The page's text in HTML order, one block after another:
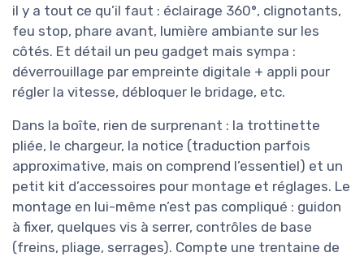
il y a tout ce qu’il faut : éclairage 360°, clignotants,
feu stop, phare avant, lumière ambiante sur les
côtés. Et détail un peu gadget mais sympa :
déverrouillage par empreinte digitale + appli pour
régler la vitesse, débloquer le bridage, etc.
Dans la boîte, rien de surprenant : la trottinette
pliée, le chargeur, la notice (traduction parfois
approximative, mais on comprend l’essentiel) et un
petit kit d’accessoires pour montage et réglages. Le
montage en lui-même n’est pas compliqué : guidon
à fixer, quelques vis à serrer, contrôles de base
(freins, pliage, serrages). Compte une trentaine de